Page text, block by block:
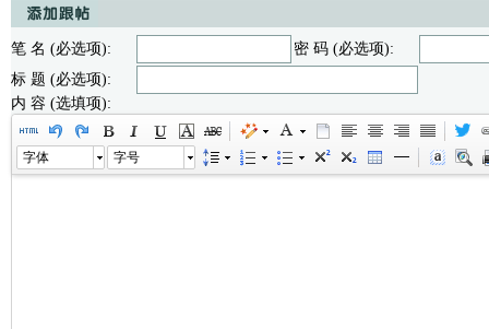
笔 名 (必选项):
密 码 (必选项):
标 题 (必选项):
内 容 (选填项):
字体 字号